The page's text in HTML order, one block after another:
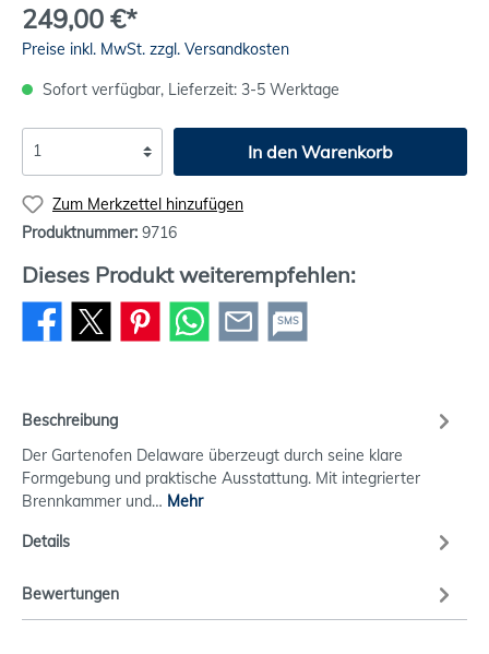
249,00 €*
Preise inkl. MwSt. zzgl. Versandkosten
Sofort verfügbar, Lieferzeit: 3-5 Werktage
In den Warenkorb
Zum Merkzettel hinzufügen
Produktnummer: 9716
Dieses Produkt weiterempfehlen:
SMS
Beschreibung
Der Gartenofen Delaware überzeugt durch seine klare
Formgebung und praktische Ausstattung. Mit integrierter
Brennkammer und… Mehr
Details
Bewertungen